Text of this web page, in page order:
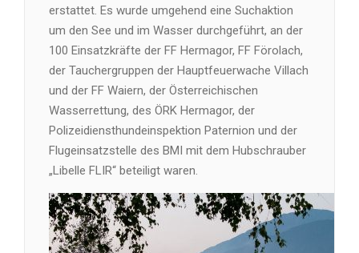
erstattet. Es wurde umgehend eine Suchaktion
um den See und im Wasser durchgeführt, an der
100 Einsatzkräfte der FF Hermagor, FF Förolach,
der Tauchergruppen der Hauptfeuerwache Villach
und der FF Waiern, der Österreichischen
Wasserrettung, des ÖRK Hermagor, der
Polizeidiensthundeinspektion Paternion und der
Flugeinsatzstelle des BMI mit dem Hubschrauber
„Libelle FLIR“ beteiligt waren.